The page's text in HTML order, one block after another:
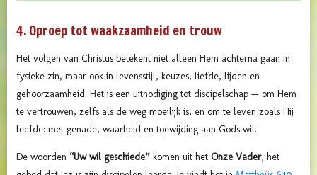
4. Oproep tot waakzaamheid en trouw
Het volgen van Christus betekent niet alleen Hem achterna gaan in
fysieke zin, maar ook in levensstijl, keuzes, liefde, lijden en
gehoorzaamheid. Het is een uitnodiging tot discipelschap — om Hem
te vertrouwen, zelfs als de weg moeilijk is, en om te leven zoals Hij
leefde: met genade, waarheid en toewijding aan Gods wil.
De woorden “Uw wil geschiede” komen uit het Onze Vader, het